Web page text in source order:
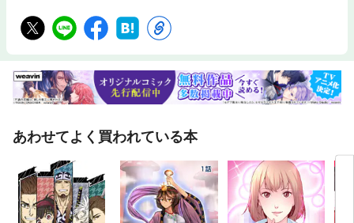
あわせてよく買われている本